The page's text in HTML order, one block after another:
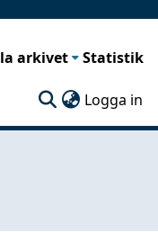
arkivet Statistik
Logga in